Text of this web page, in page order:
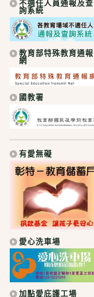
不適任人員通報及查
詢系統
教育部特殊教育通報
網
國教署
有愛無礙
愛心洗車場
加點愛庇護工場